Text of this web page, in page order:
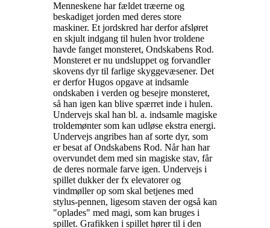
Menneskene har fældet træerne og
beskadiget jorden med deres store
maskiner. Et jordskred har derfor afsløret
en skjult indgang til hulen hvor troldene
havde fanget monsteret, Ondskabens Rod.
Monsteret er nu undsluppet og forvandler
skovens dyr til farlige skyggevæsener. Det
er derfor Hugos opgave at indsamle
ondskaben i verden og besejre monsteret,
så han igen kan blive spærret inde i hulen.
Undervejs skal han bl. a. indsamle magiske
troldemønter som kan udløse ekstra energi.
Undervejs angribes han af sorte dyr, som
er besat af Ondskabens Rod. Når han har
overvundet dem med sin magiske stav, får
de deres normale farve igen. Undervejs i
spillet dukker der fx elevatorer og
vindmøller op som skal betjenes med
stylus-pennen, ligesom staven der også kan
"oplades" med magi, som kan bruges i
spillet. Grafikken i spillet hører til i den